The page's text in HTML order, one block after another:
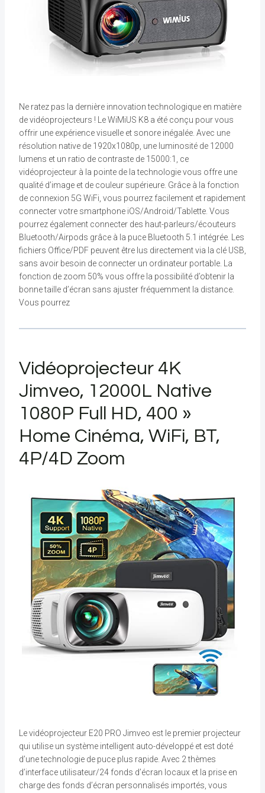
Ne ratez pas la dernière innovation technologique en matière
de vidéoprojecteurs ! Le WiMiUS K8 a été conçu pour vous
offrir une expérience visuelle et sonore inégalée. Avec une
résolution native de 1920x1080p, une luminosité de 12000
lumens et un ratio de contraste de 15000:1, ce
vidéoprojecteur à la pointe de la technologie vous offre une
qualité d’image et de couleur supérieure. Grâce à la fonction
de connexion 5G WiFi, vous pourrez facilement et rapidement
connecter votre smartphone iOS/Android/Tablette. Vous
pourrez également connecter des haut-parleurs/écouteurs
Bluetooth/Airpods grâce à la puce Bluetooth 5.1 intégrée. Les
fichiers Office/PDF peuvent être lus directement via la clé USB,
sans avoir besoin de connecter un ordinateur portable. La
fonction de zoom 50% vous offre la possibilité d’obtenir la
bonne taille d’écran sans ajuster fréquemment la distance.
Vous pourrez
Vidéoprojecteur 4K
Jimveo, 12000L Native
1080P Full HD, 400 »
Home Cinéma, WiFi, BT,
4P/4D Zoom
Le vidéoprojecteur E20 PRO Jimveo est le premier projecteur
qui utilise un système intelligent auto-développé et est doté
d’une technologie de puce plus rapide. Avec 2 thèmes
d’interface utilisateur/24 fonds d’écran locaux et la prise en
charge des fonds d’écran personnalisés importés, vous